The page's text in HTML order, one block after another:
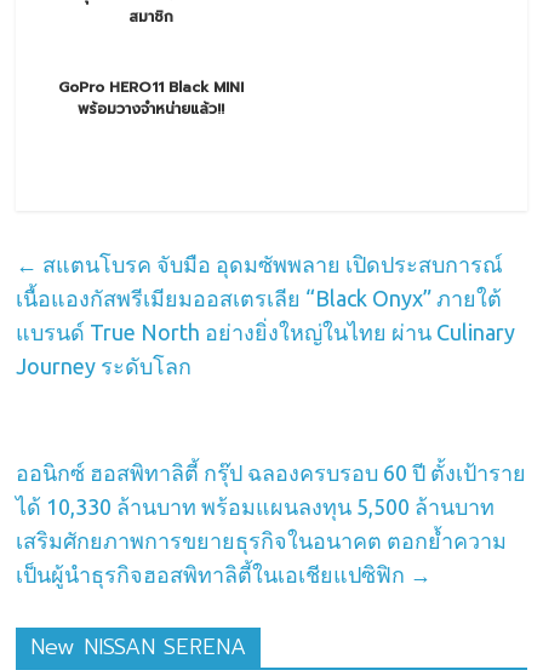
สมาชิก
GoPro HERO11 Black MINI
พร้อมวางจำหน่ายแล้ว!!
← สแตนโบรค จับมือ อุดมซัพพลาย เปิดประสบการณ์
เนื้อแองกัสพรีเมียมออสเตรเลีย “Black Onyx” ภายใต้
แบรนด์ True North อย่างยิ่งใหญ่ในไทย ผ่าน Culinary
Journey ระดับโลก
ออนิกซ์ ฮอสพิทาลิตี้ กรุ๊ป ฉลองครบรอบ 60 ปี ตั้งเป้าราย
ได้ 10,330 ล้านบาท พร้อมแผนลงทุน 5,500 ล้านบาท
เสริมศักยภาพการขยายธุรกิจในอนาคต ตอกย้ำความ
เป็นผู้นำธุรกิจฮอสพิทาลิตี้ในเอเชียแปซิฟิก →
New NISSAN SERENA